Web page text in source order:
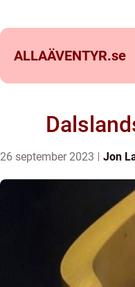
ALLAÄVENTYR.se
26 september 2023 Jon